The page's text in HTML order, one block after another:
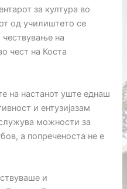
за култура во
од училиштето се
на
чест на Коста
на настанот уште еднаш
и ентузијазам
можности за
а попреченоста не е
и